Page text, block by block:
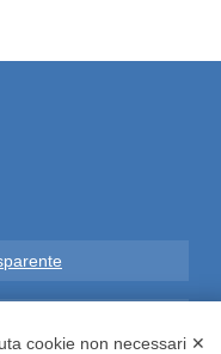
cookie non necessari ✕